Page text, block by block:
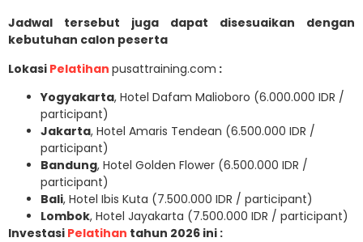
Jadwal tersebut juga dapat disesuaikan dengan
kebutuhan calon peserta
Lokasi Pelatihan pusattraining.com :
Yogyakarta, Hotel Dafam Malioboro (6.000.000 IDR /
participant)
Jakarta, Hotel Amaris Tendean (6.500.000 IDR /
participant)
Bandung, Hotel Golden Flower (6.500.000 IDR /
participant)
Bali, Hotel Ibis Kuta (7.500.000 IDR / participant)
Lombok, Hotel Jayakarta (7.500.000 IDR / participant)
Investasi Pelatihan tahun 2026 ini :